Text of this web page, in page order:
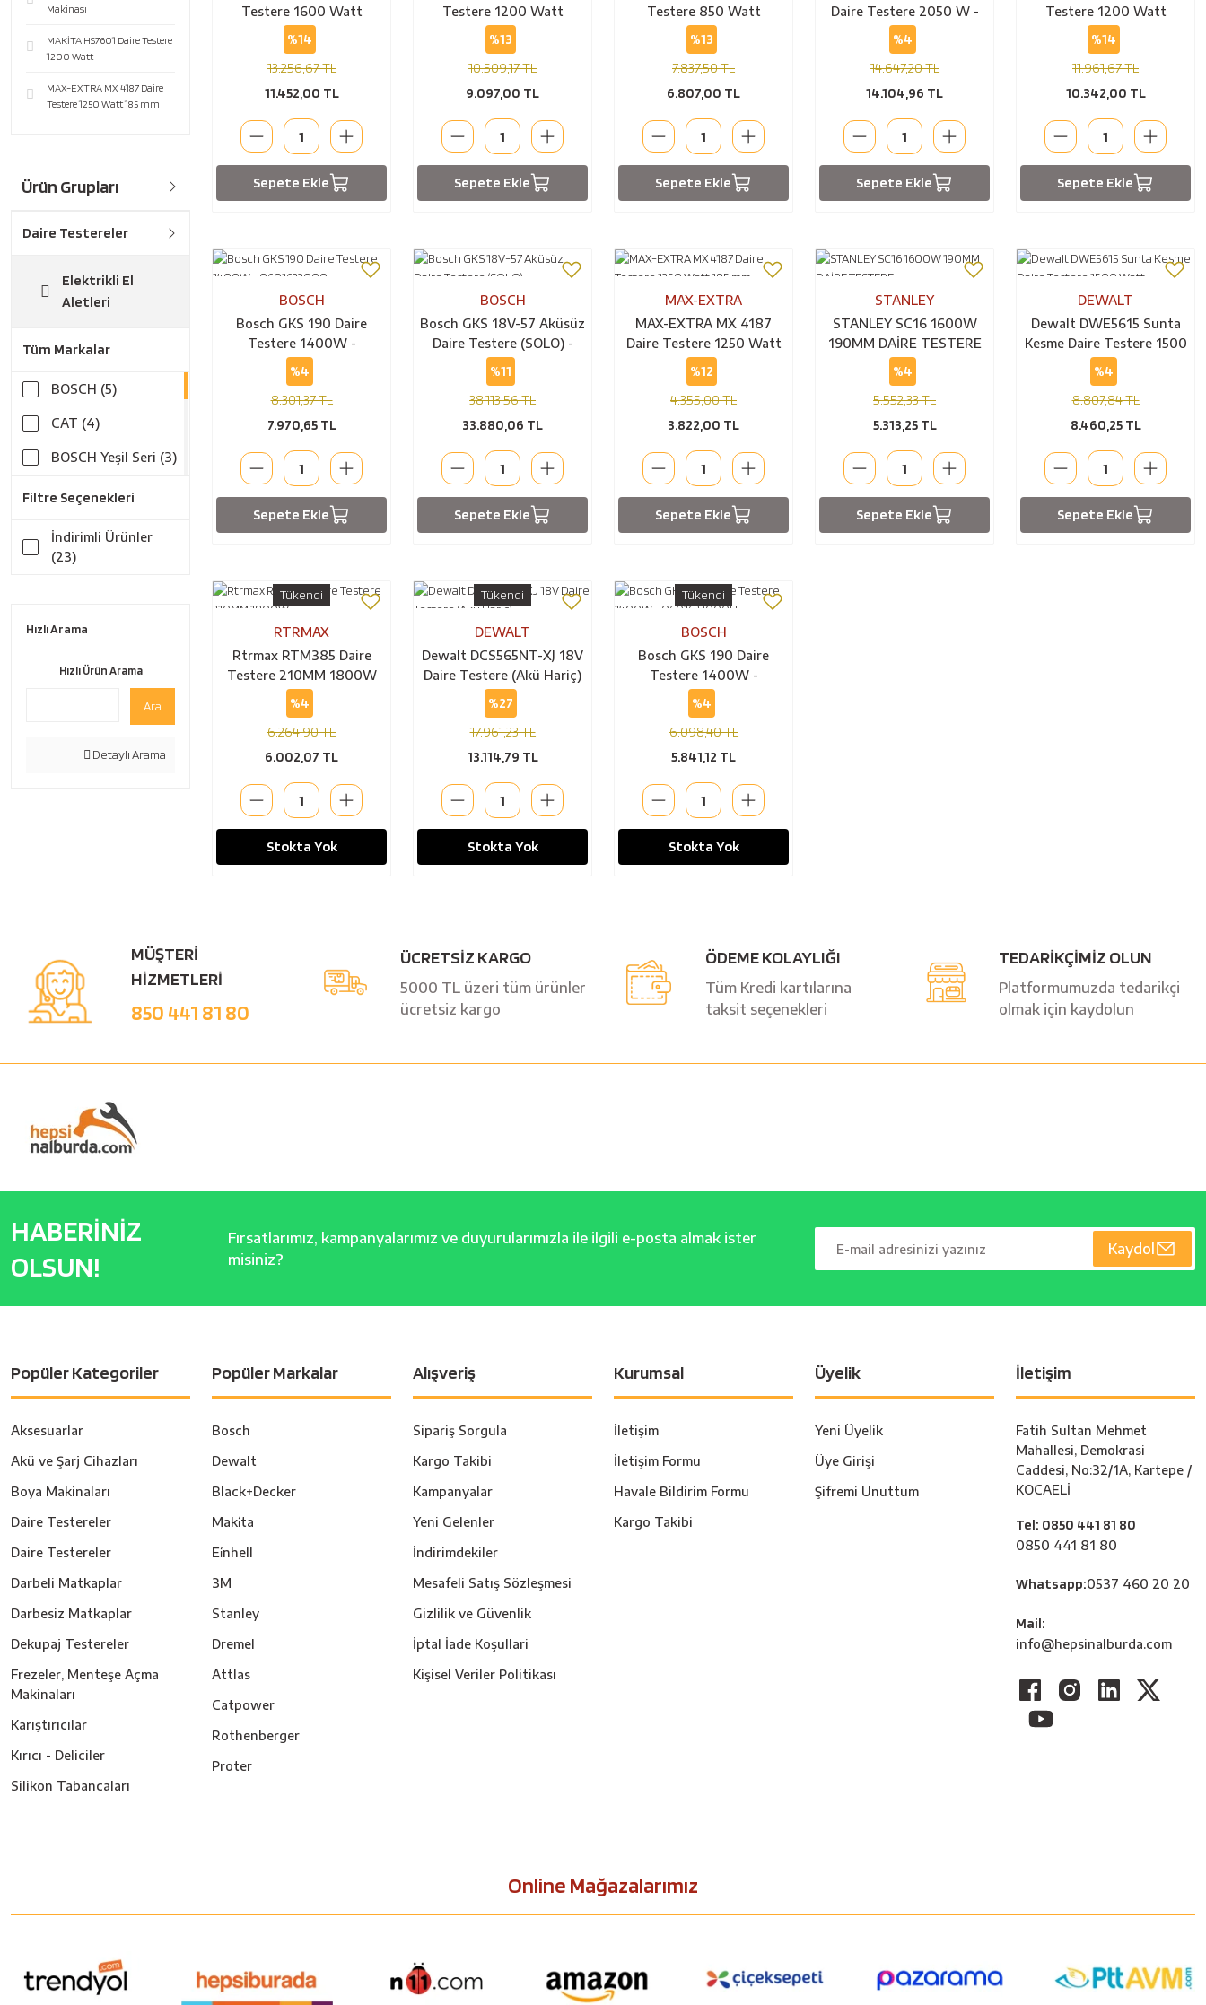
Makinası
MAKİTA HS7601 Daire Testere
1200 Watt
MAX-EXTRA MX 4187 Daire
Testere 1250 Watt 185 mm
Ürün Grupları
Daire Testereler
Elektrikli El
Aletleri
Tüm Markalar
BOSCH (5)
CAT (4)
BOSCH Yeşil Seri (3)
MAKİTA (3)
BOSCH Profesyonel
STANLEY (1)
Filtre Seçenekleri
İndirimli Ürünler
(23)
Hızlı Arama
Hızlı Ürün Arama
Ara
Detaylı Arama
Testere 1600 Watt
%14
13.256,67 TL
11.452,00 TL
Sepete Ekle
Testere 1200 Watt
%13
10.509,17 TL
9.097,00 TL
Sepete Ekle
Testere 850 Watt
%13
7.837,50 TL
6.807,00 TL
Sepete Ekle
Daire Testere 2050 W -
06015A2001
%4
14.647,20 TL
14.104,96 TL
Sepete Ekle
Testere 1200 Watt
%14
11.961,67 TL
10.342,00 TL
Sepete Ekle
BOSCH
Bosch GKS 190 Daire
Testere 1400W -
0601623000
%4
8.301,37 TL
7.970,65 TL
Sepete Ekle
BOSCH
Bosch GKS 18V-57 Aküsüz
Daire Testere (SOLO) -
06016A2200
%11
38.113,56 TL
33.880,06 TL
Sepete Ekle
MAX-EXTRA
MAX-EXTRA MX 4187
Daire Testere 1250 Watt
185 mm
%12
4.355,00 TL
3.822,00 TL
Sepete Ekle
STANLEY
STANLEY SC16 1600W
190MM DAİRE TESTERE
%4
5.552,33 TL
5.313,25 TL
Sepete Ekle
DEWALT
Dewalt DWE5615 Sunta
Kesme Daire Testere 1500
Watt
%4
8.807,84 TL
8.460,25 TL
Sepete Ekle
Tükendi
RTRMAX
Rtrmax RTM385 Daire
Testere 210MM 1800W
%4
6.264,90 TL
6.002,07 TL
Stokta Yok
Tükendi
DEWALT
Dewalt DCS565NT-XJ 18V
Daire Testere (Akü Hariç)
%27
17.961,23 TL
13.114,79 TL
Stokta Yok
Tükendi
BOSCH
Bosch GKS 190 Daire
Testere 1400W -
0601623000H
%4
6.098,40 TL
5.841,12 TL
Stokta Yok
MÜŞTERİ
HİZMETLERİ
850 441 81 80
ÜCRETSİZ KARGO
5000 TL üzeri tüm ürünler
ücretsiz kargo
ÖDEME KOLAYLIĞI
Tüm Kredi kartılarına
taksit seçenekleri
TEDARİKÇİMİZ OLUN
Platformumuzda tedarikçi
olmak için kaydolun
HABERİNİZ
OLSUN!
Fırsatlarımız, kampanyalarımız ve duyurularımızla ile ilgili e-posta almak ister
misiniz?
Kaydol
Popüler Kategoriler
Aksesuarlar
Akü ve Şarj Cihazları
Boya Makinaları
Daire Testereler
Daire Testereler
Darbeli Matkaplar
Darbesiz Matkaplar
Dekupaj Testereler
Frezeler, Menteşe Açma
Makinaları
Karıştırıcılar
Kırıcı - Deliciler
Silikon Tabancaları
Popüler Markalar
Bosch
Dewalt
Black+Decker
Maki̇ta
Ei̇nhell
3M
Stanley
Dremel
Attlas
Catpower
Rothenberger
Proter
Alışveriş
Sipariş Sorgula
Kargo Takibi
Kampanyalar
Yeni Gelenler
İndirimdekiler
Mesafeli Satış Sözleşmesi
Gizlilik ve Güvenlik
İptal İade Koşullari
Kişisel Veriler Politikası
Kurumsal
İletişim
İletişim Formu
Havale Bildirim Formu
Kargo Takibi
Üyelik
Yeni Üyelik
Üye Girişi
Şifremi Unuttum
İletişim
Fatih Sultan Mehmet
Mahallesi, Demokrasi
Caddesi, No:32/1A, Kartepe /
KOCAELİ
Tel: 0850 441 81 80
0850 441 81 80
Whatsapp:0537 460 20 20
Mail:
info@hepsinalburda.com
Online Mağazalarımız